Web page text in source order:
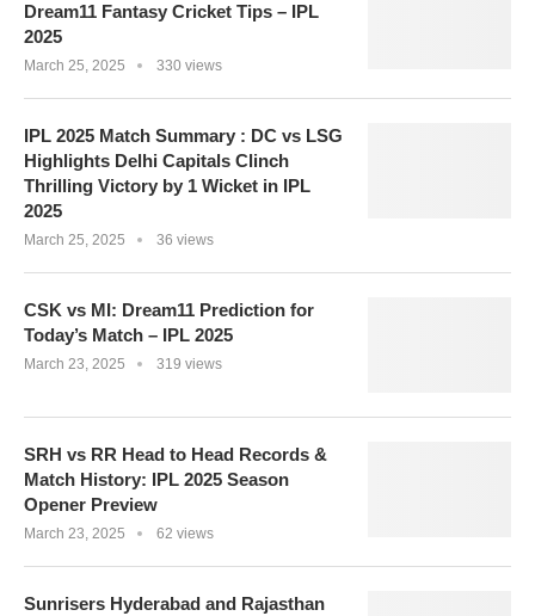
Dream11 Fantasy Cricket Tips – IPL
2025
March 25, 2025 330 views
IPL 2025 Match Summary : DC vs LSG
Highlights Delhi Capitals Clinch
Thrilling Victory by 1 Wicket in IPL
2025
March 25, 2025 36 views
CSK vs MI: Dream11 Prediction for
Today’s Match – IPL 2025
March 23, 2025 319 views
SRH vs RR Head to Head Records &
Match History: IPL 2025 Season
Opener Preview
March 23, 2025 62 views
Sunrisers Hyderabad and Rajasthan